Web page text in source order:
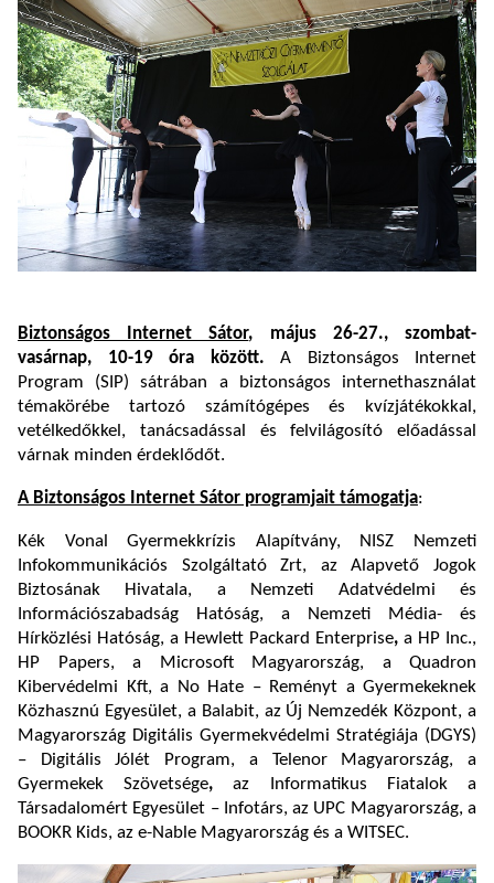
Biztonságos Internet Sátor, május 26-27., szombat-
vasárnap, 10-19 óra között. A Biztonságos Internet
Program (SIP) sátrában a biztonságos internethasználat
témakörébe tartozó számítógépes és kvízjátékokkal,
vetélkedőkkel, tanácsadással és felvilágosító előadással
várnak minden érdeklődőt.
A Biztonságos Internet Sátor programjait támogatja:
Kék Vonal Gyermekkrízis Alapítvány, NISZ Nemzeti
Infokommunikációs Szolgáltató Zrt, az Alapvető Jogok
Biztosának Hivatala, a Nemzeti Adatvédelmi és
Információszabadság Hatóság, a Nemzeti Média- és
Hírközlési Hatóság, a Hewlett Packard Enterprise, a HP Inc.,
HP Papers, a Microsoft Magyarország, a Quadron
Kibervédelmi Kft, a No Hate – Reményt a Gyermekeknek
Közhasznú Egyesület, a Balabit, az Új Nemzedék Központ, a
Magyarország Digitális Gyermekvédelmi Stratégiája (DGYS)
– Digitális Jólét Program, a Telenor Magyarország, a
Gyermekek Szövetsége,az Informatikus Fiatalok a
Társadalomért Egyesület – Infotárs, az UPC Magyarország, a
BOOKR Kids, az e-Nable Magyarország és a WITSEC.